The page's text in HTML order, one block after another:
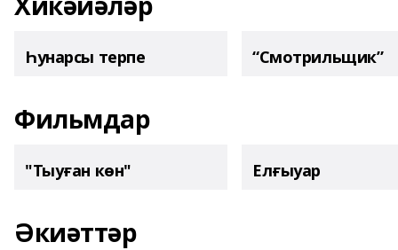
Һунарсы терпе “Смотрильщик”
Фильмдар
"Тыуған көн" Елғыуар
Әкиәттәр